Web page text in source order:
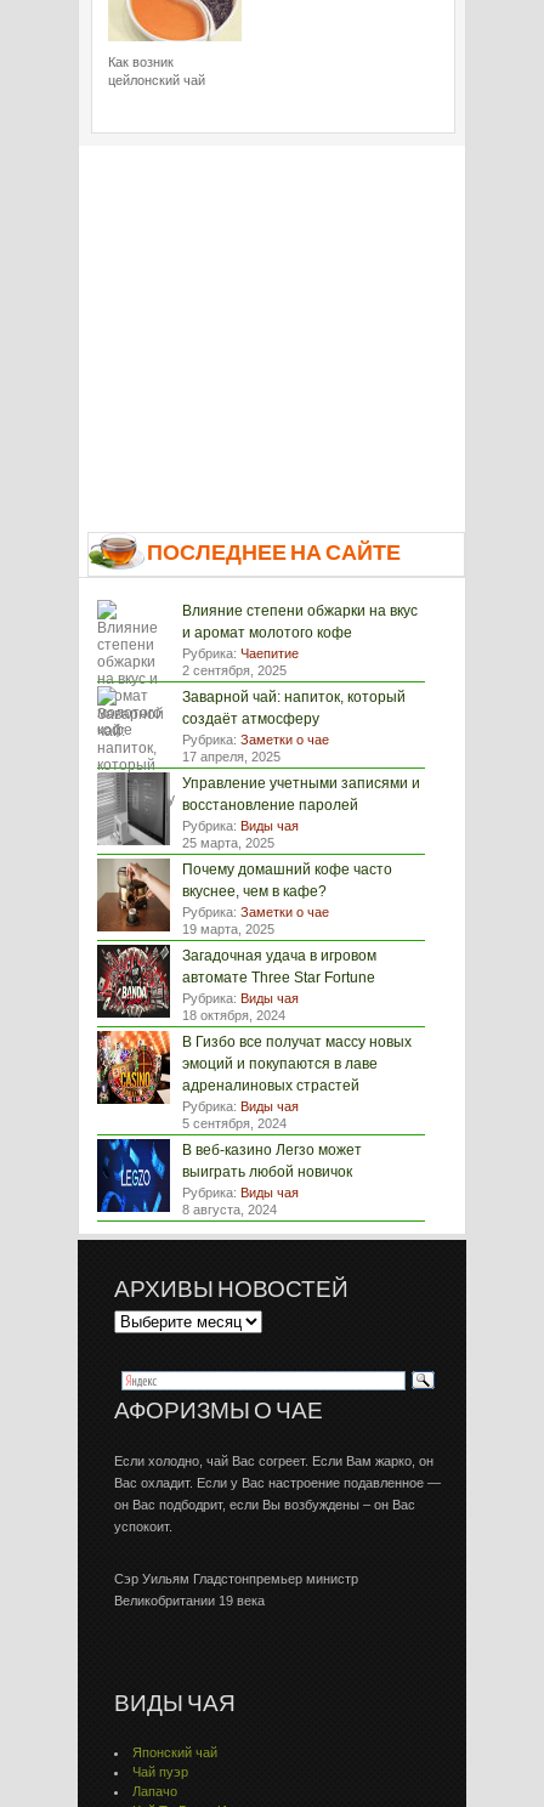
Как возник
цейлонский чай
ПОСЛЕДНЕЕ НА САЙТЕ
Влияние степени обжарки на вкус
и аромат молотого кофе
Рубрика: Чаепитие
2 сентября, 2025
Заварной чай: напиток, который
создаёт атмосферу
Рубрика: Заметки о чае
17 апреля, 2025
Управление учетными записями и
восстановление паролей
Рубрика: Виды чая
25 марта, 2025
Почему домашний кофе часто
вкуснее, чем в кафе?
Рубрика: Заметки о чае
19 марта, 2025
Загадочная удача в игровом
автомате Three Star Fortune
Рубрика: Виды чая
18 октября, 2024
В Гизбо все получат массу новых
эмоций и покупаются в лаве
адреналиновых страстей
Рубрика: Виды чая
5 сентября, 2024
В веб-казино Легзо может
выиграть любой новичок
Рубрика: Виды чая
8 августа, 2024
АРХИВЫ НОВОСТЕЙ
АФОРИЗМЫ О ЧАЕ
Если холодно, чай Вас согреет. Если Вам жарко, он
Вас охладит. Если у Вас настроение подавленное —
он Вас подбодрит, если Вы возбуждены – он Вас
успокоит.
Сэр Уильям Гладстонпремьер министр
Великобритании 19 века
ВИДЫ ЧАЯ
Японский чай
Чай пуэр
Лапачо